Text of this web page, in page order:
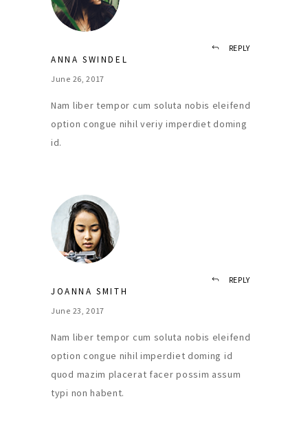
REPLY
ANNA SWINDEL
June 26, 2017
Nam liber tempor cum soluta nobis eleifend
option congue nihil veriy imperdiet doming
id.
REPLY
JOANNA SMITH
June 23, 2017
Nam liber tempor cum soluta nobis eleifend
option congue nihil imperdiet doming id
quod mazim placerat facer possim assum
typi non habent.